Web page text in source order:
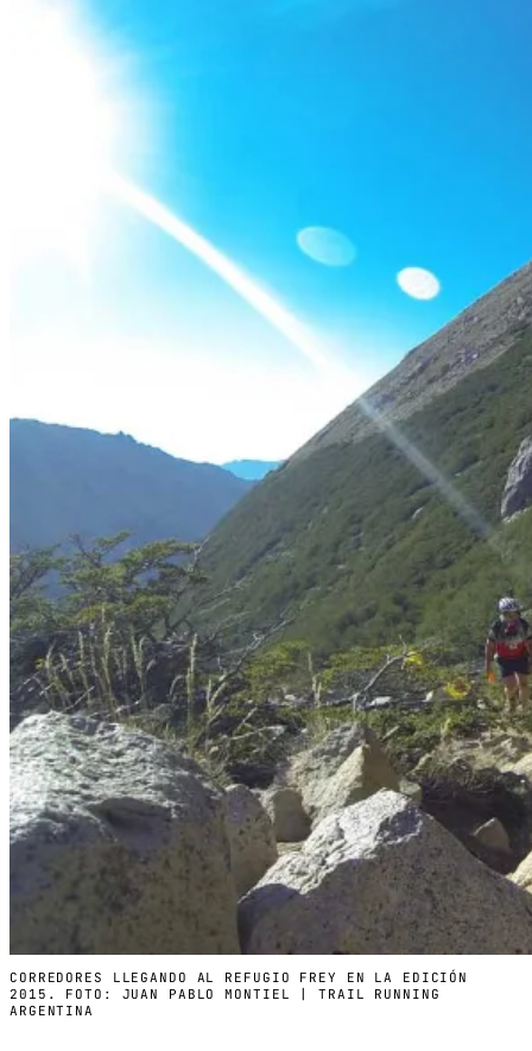
CORREDORES LLEGANDO AL REFUGIO FREY EN LA EDICIÓN
2015. FOTO: JUAN PABLO MONTIEL | TRAIL RUNNING
ARGENTINA